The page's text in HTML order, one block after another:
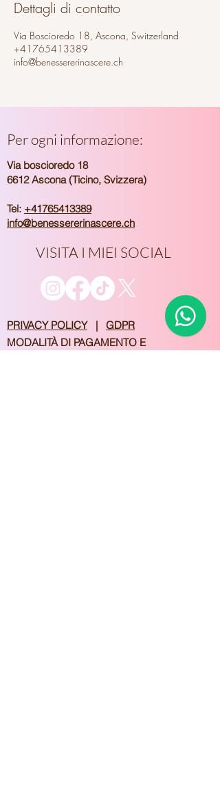
Dettagli di contatto
Via Boscioredo 18, Ascona, Switzerland
+41765413389
info@benessererinascere.ch
Via boscioredo 18
6612 Ascona (Ticino, Svizzera)
Tel: +41765413389
info@benessererinascere.ch
​PRIVACY POLICY| GDPR
MODALITÀ DI PAGAMENTO E
Per ogni informazione:
VISITA I MIEI SOCIAL